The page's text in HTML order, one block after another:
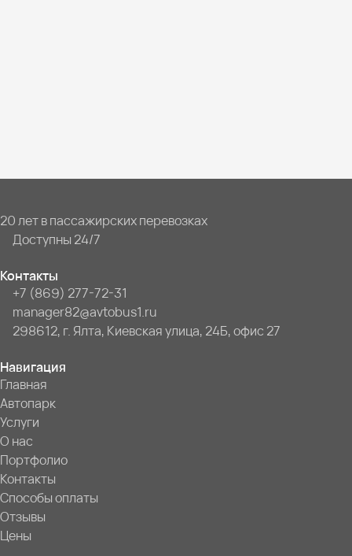
20 лет в пассажирских перевозках
Доступны 24/7
Контакты
+7 (869) 277-72-31
manager82@avtobus1.ru
298612, г. Ялта, Киевская улица, 24Б, офис 27
Навигация
Главная
Автопарк
Услуги
О нас
Портфолио
Контакты
Способы оплаты
Отзывы
Цены